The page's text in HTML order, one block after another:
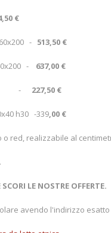
€
- 513,50 €
- 637,00 €
- 227,50 €
h30 -339 ,00 €
red, realizzabile al
LE NOSTRE OFFERTE.
avendo l'indirizzo